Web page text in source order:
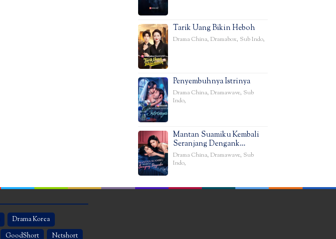
Tarik Uang Bikin Heboh
Drama China, Dramabox, Sub Indo,
Penyembuhnya Istrinya
Drama China, Dramawave, Sub
Indo,
Mantan Suamiku Kembali
Seranjang Dengank…
Drama China, Dramawave, Sub
Indo,
Drama Korea
GoodShort Netshort